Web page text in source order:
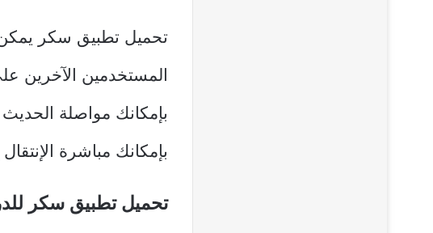
تحميل تطبيق سكر
المستخدمين الآخرين
بإمكانك مواصلة
بإمكانك مباشرة
تحميل تطبيق سكر